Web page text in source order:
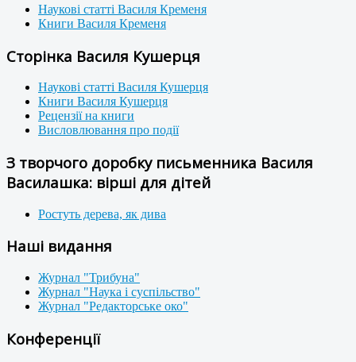
Наукові статті Василя Кременя
Книги Василя Кременя
Сторінка Василя Кушерця
Наукові статті Василя Кушерця
Книги Василя Кушерця
Рецензії на книги
Висловлювання про події
З творчого доробку письменника Василя
Василашка: вірші для дітей
Ростуть дерева, як дива
Наші видання
Журнал "Трибуна"
Журнал "Наука і суспільство"
Журнал "Редакторське око"
Конференції